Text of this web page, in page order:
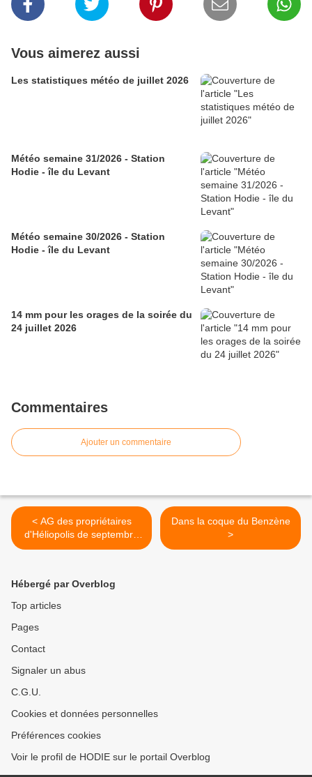
Vous aimerez aussi
Les statistiques météo de juillet 2026
Météo semaine 31/2026 - Station
Hodie - île du Levant
Météo semaine 30/2026 - Station
Hodie - île du Levant
14 mm pour les orages de la soirée du
24 juillet 2026
Commentaires
Ajouter un commentaire
< AG des propriétaires
d'Héliopolis de septembre
1933 2/2
Dans la coque du Benzène
>
Hébergé par Overblog
Top articles
Pages
Contact
Signaler un abus
C.G.U.
Cookies et données personnelles
Préférences cookies
Voir le profil de HODIE sur le portail Overblog